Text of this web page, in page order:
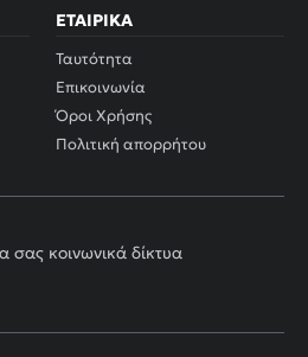
ΕΤΑΙΡΙΚΆ
Ταυτότητα
Επικοινωνία
Όροι Χρήσης
Πολιτική απορρήτου
σας κοινωνικά δίκτυα